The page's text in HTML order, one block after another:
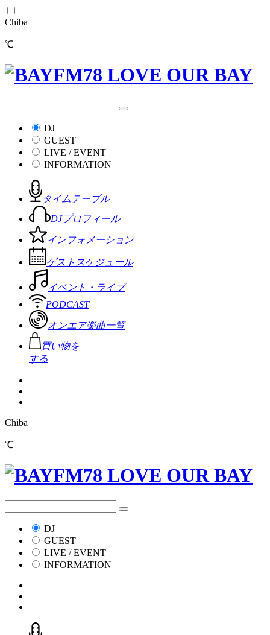
Chiba
℃
DJ
GUEST
LIVE / EVENT
INFORMATION
タイムテーブル
DJプロフィール
インフォメーション
ゲストスケジュール
イベント・ライブ
PODCAST
オンエア楽曲一覧
買い物を
する
Chiba
℃
DJ
GUEST
LIVE / EVENT
INFORMATION